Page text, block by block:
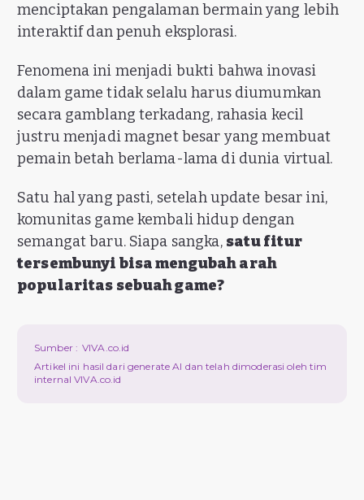
menciptakan pengalaman bermain yang lebih
interaktif dan penuh eksplorasi.
Fenomena ini menjadi bukti bahwa inovasi
dalam game tidak selalu harus diumumkan
secara gamblang terkadang, rahasia kecil
justru menjadi magnet besar yang membuat
pemain betah berlama-lama di dunia virtual.
Satu hal yang pasti, setelah update besar ini,
komunitas game kembali hidup dengan
semangat baru. Siapa sangka, satu fitur
tersembunyi bisa mengubah arah
popularitas sebuah game?
Sumber : VIVA.co.id
Artikel ini hasil dari generate AI dan telah dimoderasi oleh tim
internal VIVA.co.id